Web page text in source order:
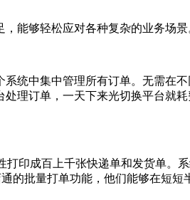
能够轻松应对各种复杂的业务场景
中集中管理所有订单。无需在
理订单，一天下来光切换平台就
印成百上千张快递单和发货单。
的批量打单功能，他们能够在短